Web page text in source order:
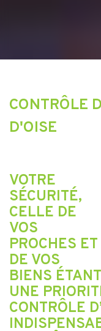
CONTRÔLE
D'OISE
VOTRE
SÉCURITÉ,
CELLE DE
VOS
PROCHES ET
DE VOS
BIENS ÉTANT
UNE
CONTRÔLE